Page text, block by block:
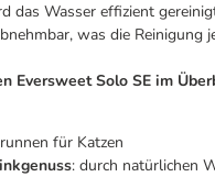
das Wasser effizient
was die Reinigung
Eversweet Solo SE im
für Katzen
: durch natürlichen